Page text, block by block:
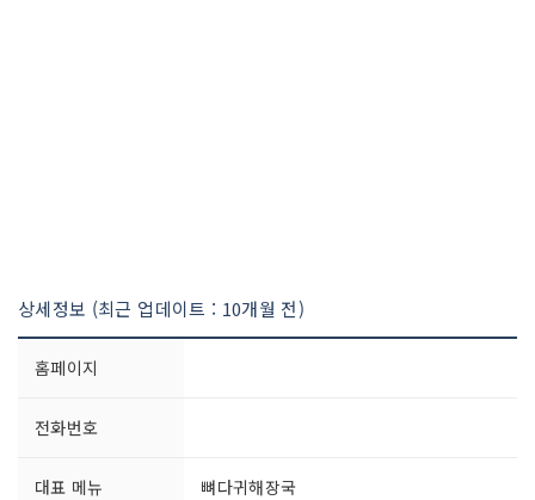
상세정보 (최근 업데이트 : 10개월 전)
홈페이지
전화번호
대표 메뉴 뼈다귀해장국